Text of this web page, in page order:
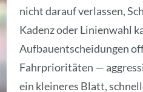
nicht darauf verlassen,
Kadenz oder Linienwahl
Aufbauentscheidungen
Fahrprioritäten —
ein kleineres Blatt,